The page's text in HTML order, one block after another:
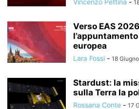
Vincenzo Pettina -
Verso EAS
europea
Lara Fossi - 18
Stardust: la
sulla Terra la
Rossana Conte - 17